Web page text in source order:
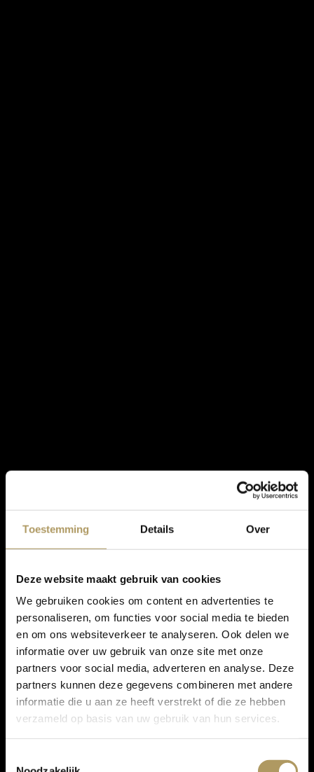
Toestemming Details Over
Deze website maakt gebruik van cookies
We gebruiken cookies om content en advertenties te
personaliseren, om functies voor social media te bieden
en om ons websiteverkeer te analyseren. Ook delen we
informatie over uw gebruik van onze site met onze
partners voor social media, adverteren en analyse. Deze
partners kunnen deze gegevens combineren met andere
informatie die u aan ze heeft verstrekt of die ze hebben
verzameld op basis van uw gebruik van hun services.